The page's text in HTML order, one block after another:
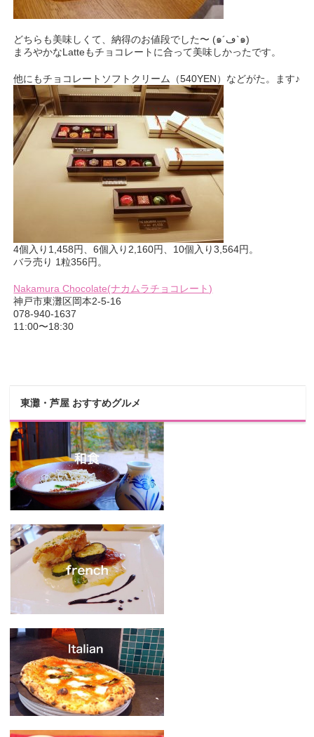
どちらも美味しくて、納得のお値段でした〜 (๑´ڡ`๑)
まろやかなLatteもチョコレートに合って美味しかったです。
他にもチョコレートソフトクリーム（540YEN）などがた。ます♪
4個入り1,458円、6個入り2,160円、10個入り3,564円。
バラ売り 1粒356円。
Nakamura Chocolate(ナカムラチョコレート)
神戸市東灘区岡本2-5-16
078-940-1637
11:00〜18:30
東灘・芦屋 おすすめグルメ